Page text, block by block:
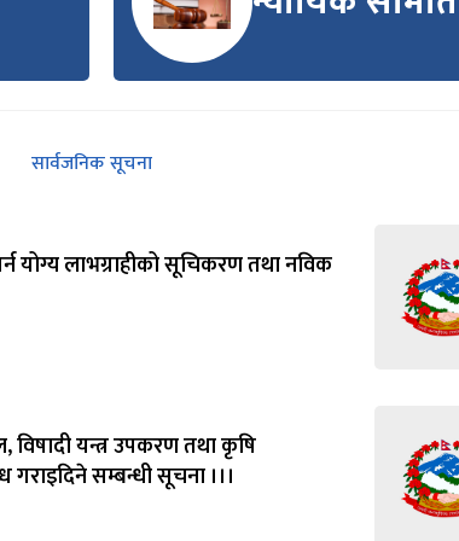
सार्वजनिक सूचना
योग्य लाभग्राहीको सूचिकरण तथा नविक
यन्त्र उपकरण तथा कृषि
सम्बन्धी सूचना ।।।